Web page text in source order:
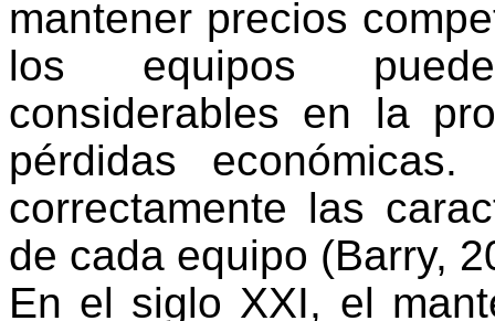
mantener precios
los equipos
considerables en la
pérdidas
correctamente las
de cada equipo (Barry,
En el siglo XXI, el